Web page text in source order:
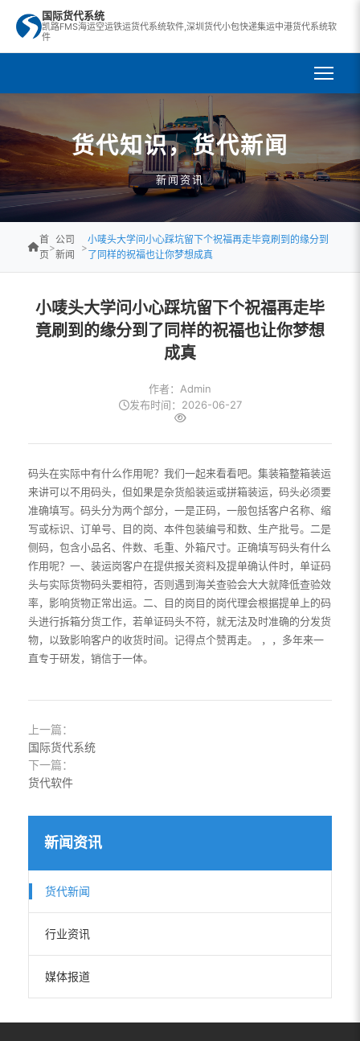
国际货代系统
凯路FMS海运空运铁运货代系统软件,深圳货代小包快递集运中港货代系统软
件
货代知识，货代新闻
新闻资讯
首
页
>
公司
新闻
>
小唛头大学问小心踩坑留下个祝福再走毕竟刷到的缘分到
了同样的祝福也让你梦想成真
新闻资讯
货代新闻
行业资讯
媒体报道
小唛头大学问小心踩坑留下个祝福再走毕
竟刷到的缘分到了同样的祝福也让你梦想
成真
作者：Admin
发布时间：2026-06-27
码头在实际中有什么作用呢？我们一起来看看吧。集装箱整箱装运
来讲可以不用码头，但如果是杂货船装运或拼箱装运，码头必须要
准确填写。码头分为两个部分，一是正码，一般包括客户名称、缩
写或标识、订单号、目的岗、本件包装编号和数、生产批号。二是
侧码，包含小品名、件数、毛重、外箱尺寸。正确填写码头有什么
作用呢？一、装运岗客户在提供报关资料及提单确认件时，单证码
头与实际货物码头要相符，否则遇到海关查验会大大就降低查验效
率，影响货物正常出运。二、目的岗目的岗代理会根据提单上的码
头进行拆箱分货工作，若单证码头不符，就无法及时准确的分发货
物，以致影响客户的收货时间。记得点个赞再走。 ，，多年来一
直专于研发，销信于一体。
上一篇：
国际货代系统
下一篇：
货代软件